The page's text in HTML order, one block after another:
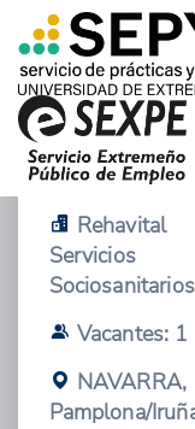
05/05/2026 -
Rehavital
Servicios
Sociosanitarios
Vacantes: 1
NAVARRA,
Pamplona/